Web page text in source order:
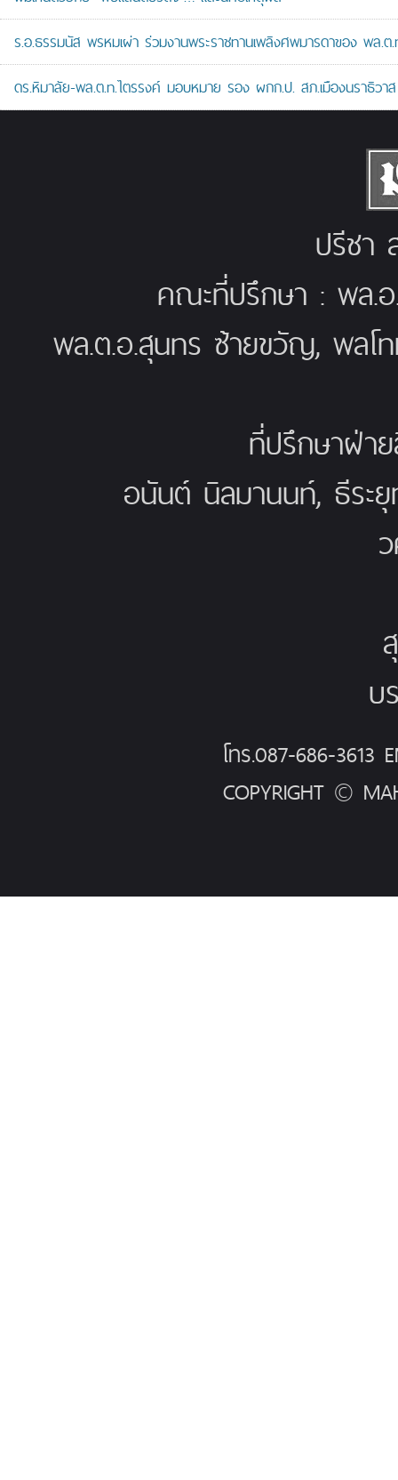
ร.อ.ธรรมนัส พรหมเผ่า ร่วมงานพระราชทานเพลิงศพมารดาของ พล.
ดร.หิมาลัย-พล.ต.ท.ไตรรงค์ มอบหมาย รอง ผกก.ป. สภ.เมืองนราธิว
ปรีชา
คณะที่ปรึกษา : พล.
พล.ต.อ.สุนทร ซ้ายขวัญ, พล
ที่ปรึกษาฝ่า
อนันต์ นิลมานนท์, ธีร
บ
โทร.087-686-3613
COPYRIGHT ©